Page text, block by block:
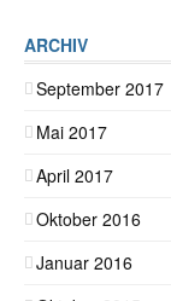
ARCHIV
September 2017
Mai 2017
April 2017
Oktober 2016
Januar 2016